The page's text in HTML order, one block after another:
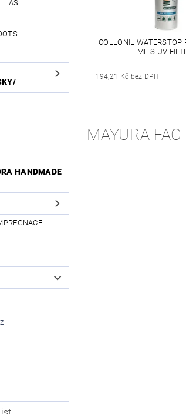
HANDMADE
COLLONIL WATERSTOP
ML S UV
194,21 Kč bez DPH
MAYURA